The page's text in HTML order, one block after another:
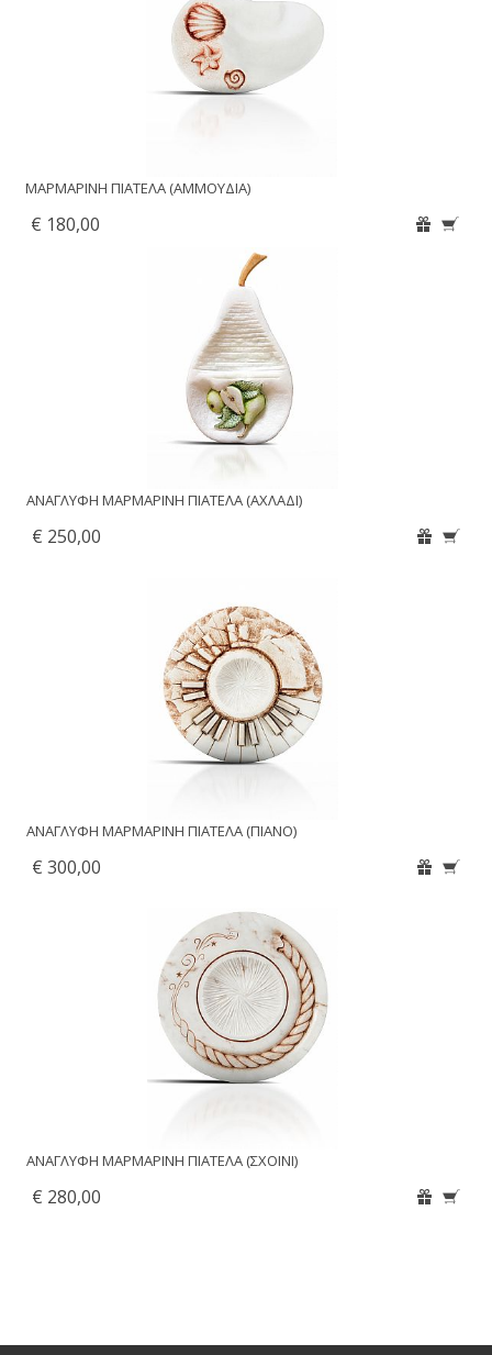
ΜΑΡΜΑΡΙΝΗ ΠΙΑΤΕΛΑ (ΑΜΜΟΥΔΙΑ)
€ 180,00
ΑΝΑΓΛΥΦΗ ΜΑΡΜΑΡΙΝΗ ΠΙΑΤΕΛΑ (ΑΧΛΑΔΙ)
€ 250,00
ΑΝΑΓΛΥΦΗ ΜΑΡΜΑΡΙΝΗ ΠΙΑΤΕΛΑ (ΠΙΑΝΟ)
€ 300,00
ΑΝΑΓΛΥΦΗ ΜΑΡΜΑΡΙΝΗ ΠΙΑΤΕΛΑ (ΣΧΟΙΝΙ)
€ 280,00